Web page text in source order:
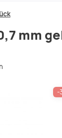
mm
-